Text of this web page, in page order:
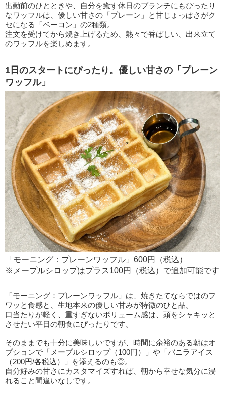
出勤前のひとときや、自分を癒す休日のブランチにもぴったり
なワッフルは、優しい甘さの「プレーン」と甘じょっぱさがク
セになる「ベーコン」の2種類。
注文を受けてから焼き上げるため、熱々で香ばしい、出来立て
のワッフルを楽しめます。
1日のスタートにぴったり。優しい甘さの「プレーン
ワッフル」
「モーニング：プレーンワッフル」600円（税込）
※メープルシロップはプラス100円（税込）で追加可能です
「モーニング：プレーンワッフル」は、焼きたてならではのフ
ワッと食感と、生地本来の優しい甘みが特徴のひと品。
口当たりが軽く、重すぎないボリューム感は、頭をシャキッと
させたい平日の朝食にぴったりです。
そのままでも十分に美味しいですが、時間に余裕のある朝はオ
プションで「メープルシロップ（100円）」や「バニラアイス
（200円/各税込）」を添えるのも◎。
自分好みの甘さにカスタマイズすれば、朝から幸せな気分に浸
れること間違いなしです。